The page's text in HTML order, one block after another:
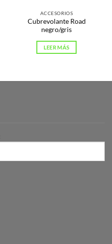
ACCESORIOS
Cubrevolante Road
negro/gris
LEER MÁS